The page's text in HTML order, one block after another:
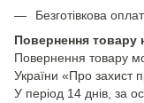
Безготівкова
Повернення товару
Повернення товару
України «Про захист
У період 14 днів, за